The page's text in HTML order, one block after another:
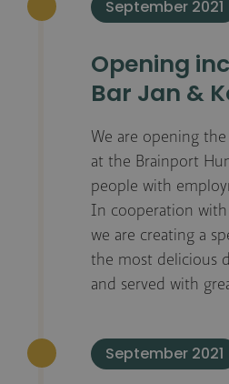
September 2021
Opening
Bar Jan &
We are opening
at the Brainport
people with
In cooperation with
we are creating a
the most delicious
and served with
September 2021